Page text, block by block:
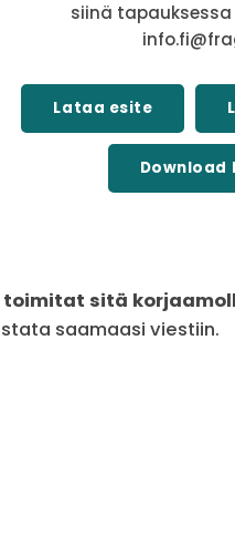
siinä
Lataa esite
Download
toimitat sitä
saamaasi viestiin.